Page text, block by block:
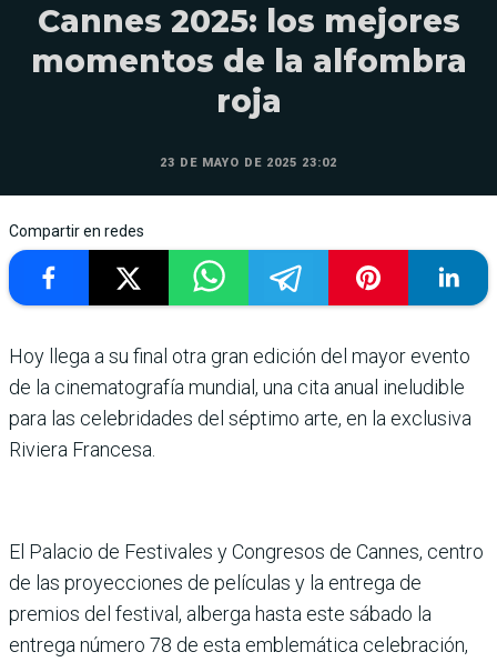
Cannes 2025: los mejores
momentos de la alfombra
roja
23 DE MAYO DE 2025 23:02
Compartir en redes
Hoy llega a su final otra gran edición del mayor evento
de la cinematografía mundial, una cita anual ineludible
para las celebridades del séptimo arte, en la exclusiva
Riviera Fran­cesa.
El Palacio de Festivales y Congresos de Cannes, cen­tro
de las proyecciones de pelí­culas y la entrega de
premios del festival, alberga hasta este sábado la
entrega número 78 de esta emblemática celebra­ción,